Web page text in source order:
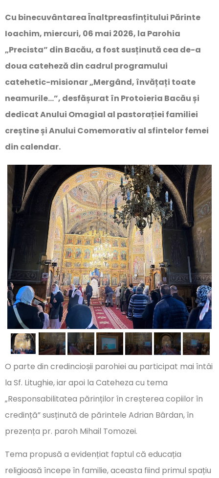
Cu binecuvântarea Înaltpreasfințitului Părinte
Ioachim, miercuri, 06 mai 2026, la Parohia
„Precista” din Bacău, a fost susținută cea de-a
doua cateheză din cadrul programului
catehetic-misionar „Mergând, învățați toate
neamurile…”, desfășurat în Protoieria Bacău și
dedicat Anului Omagial al pastorației familiei
creștine și Anului Comemorativ al sfintelor femei
din calendar.
O parte din credincioșii parohiei au participat mai întâi
la Sf. Litughie, iar apoi la Cateheza cu tema
„Responsabilitatea părinților în creșterea copiilor în
credință” susținută de părintele Adrian Bârdan, în
prezența pr. paroh Mihail Tomozei.
Tema propusă a evidențiat faptul că educația
religioasă începe în familie, aceasta fiind primul spațiu